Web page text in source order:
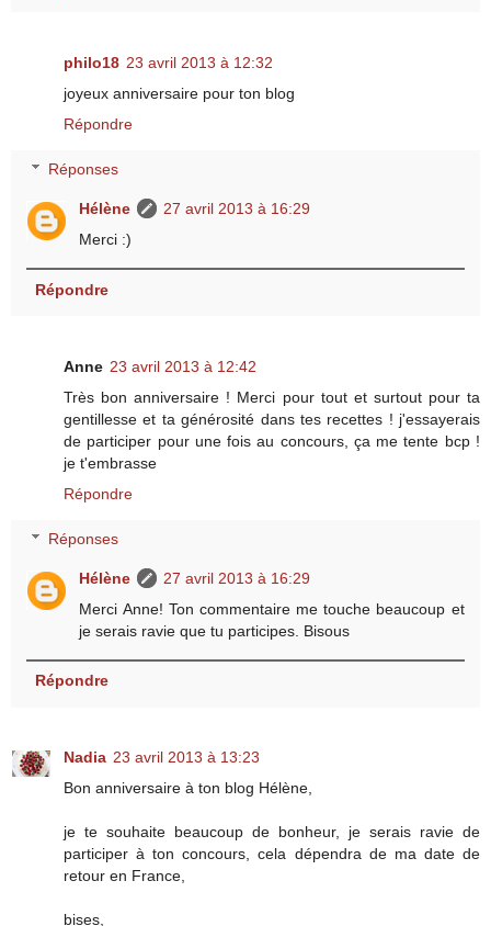
philo18 23 avril 2013 à 12:32
joyeux anniversaire pour ton blog
Répondre
Réponses
Hélène
27 avril 2013 à 16:29
Merci :)
Répondre
Anne 23 avril 2013 à 12:42
Très bon anniversaire ! Merci pour tout et surtout pour ta
gentillesse et ta générosité dans tes recettes ! j'essayerais
de participer pour une fois au concours, ça me tente bcp !
je t'embrasse
Répondre
Réponses
Hélène
27 avril 2013 à 16:29
Merci Anne! Ton commentaire me touche beaucoup et
je serais ravie que tu participes. Bisous
Répondre
Nadia 23 avril 2013 à 13:23
Bon anniversaire à ton blog Hélène,
je te souhaite beaucoup de bonheur, je serais ravie de
participer à ton concours, cela dépendra de ma date de
retour en France,
bises,